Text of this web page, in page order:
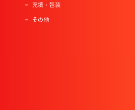
充填・包装
その他